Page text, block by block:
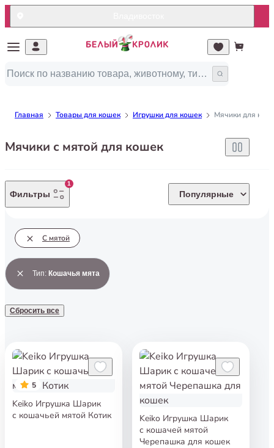
Главная Товары для кошек Игрушки для кошек Мячики для
Мячики с мятой для кошек
Фильтры
1
Популярные
С мятой
Тип: Кошачья мята
Сбросить все
5
Keiko Игрушка Шарик
с кошачьей мятой Котик
Keiko Игрушка Шарик
с кошачей мятой
Черепашка для кошек